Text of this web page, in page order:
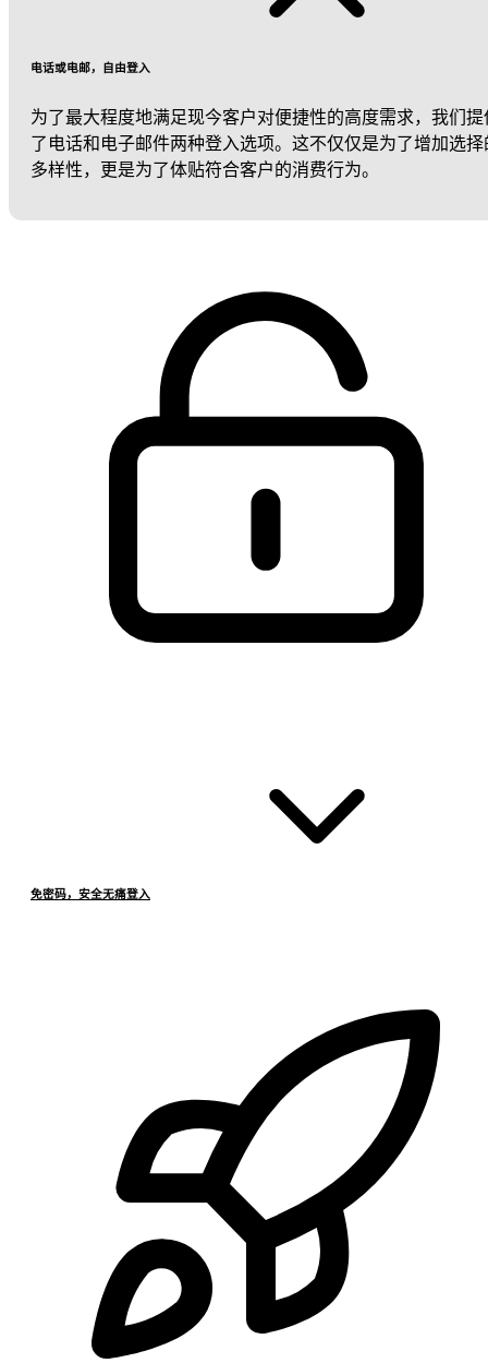
电话或电邮，自由登入
为了最大程度地满足现今客户对便捷性的高度需求，我们提
了电话和电子邮件两种登入选项。这不仅仅是为了增加选择
多样性，更是为了体贴符合客户的消费行为。
免密码，安全无痛登入